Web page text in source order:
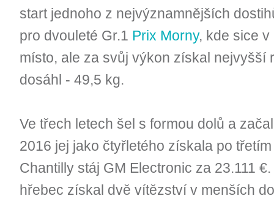
start jednoho z nejvýznamnějších
pro dvouleté Gr.1 Prix Morny, kde sice v
místo, ale za svůj výkon získal nejvyšší
dosáhl - 49,5 kg.
Ve třech letech šel s formou dolů a
2016 jej jako čtyřletého získala po
Chantilly stáj GM Electronic za 23.111
hřebec získal dvě vítězství v menších